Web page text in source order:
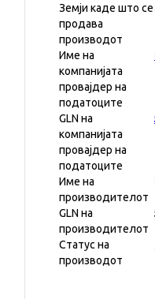
Земји каде што се
продава
производот
Име на
компанијата
провајдер на
податоците
GLN на
компанијата
провајдер на
податоците
Име на
производителот
GLN на
производителот
Статус на
производот